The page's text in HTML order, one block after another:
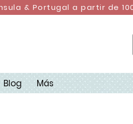
& Portugal a partir de
Blog Más